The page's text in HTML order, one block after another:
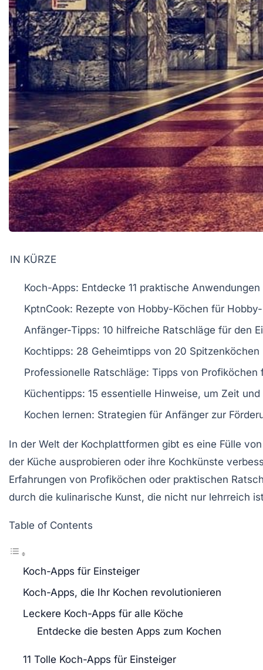
IN KÜRZE
Koch-Apps: Entdecke 11 praktische
KptnCook: Rezepte von Hobby-Köchen für
Anfänger-Tipps: 10 hilfreiche Ratschläge für den
Kochtipps: 28 Geheimtipps von 20 Spitzenköchen
Professionelle Ratschläge: Tipps von Profiköchen
Küchentipps: 15 essentielle Hinweise, um Zeit
Kochen lernen: Strategien für Anfänger zur
In der Welt der Kochplattformen gibt es eine Fülle
der Küche ausprobieren oder ihre Kochkünste
Erfahrungen von Profiköchen oder praktischen
durch die kulinarische Kunst, die nicht nur lehrreich
Table of Contents
Koch-Apps für Einsteiger
Koch-Apps, die Ihr Kochen revolutionieren
Leckere Koch-Apps für alle Köche
Entdecke die besten Apps zum Kochen
11 Tolle Koch-Apps für Einsteiger